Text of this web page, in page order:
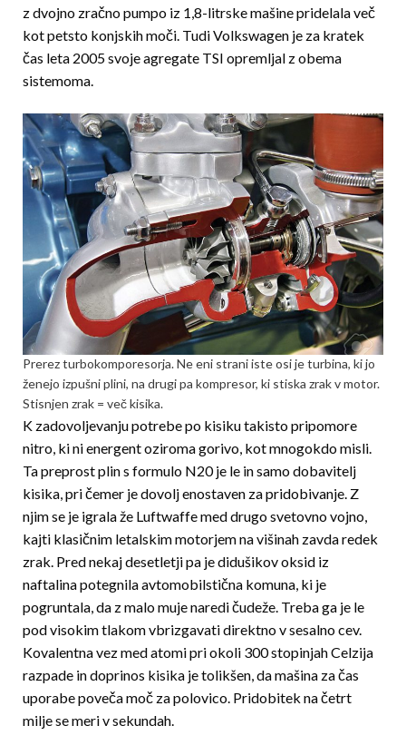
z dvojno zračno pumpo iz 1,8-litrske ma­šine pridelala več
kot petsto konjskih moči. Tudi Volkswagen je za kratek
čas leta 2005 svoje agregate TSI opremljal z obema
sistemoma.
Prerez turbokomporesorja. Ne eni strani iste osi je turbina, ki jo
ženejo izpušni plini, na drugi pa kompresor, ki stiska zrak v motor.
Stisnjen zrak = več kisika.
K zadovoljevanju potrebe po kisiku takisto pripomore
nitro, ki ni energent oziroma gorivo, kot mnogokdo misli.
Ta preprost plin s formulo N20 je le in samo dobavitelj
kisika, pri čemer je dovolj enostaven za pridobivanje. Z
njim se je igrala že Luftwaffe med drugo svetovno vojno,
kajti klasičnim letalskim motorjem na višinah zavda redek
zrak. Pred nekaj desetletji pa je didušikov oksid iz
naftalina potegnila avtomobilstična komuna, ki je
pogruntala, da z malo muje naredi čudeže. Treba ga je le
pod visokim tlakom vbrizgavati direktno v sesalno cev.
Kovalentna vez med atomi pri okoli 300 stopinjah Celzija
razpade in doprinos kisika je tolikšen, da mašina za čas
uporabe poveča moč za polovico. Pridobitek na četrt
milje se meri v sekundah.